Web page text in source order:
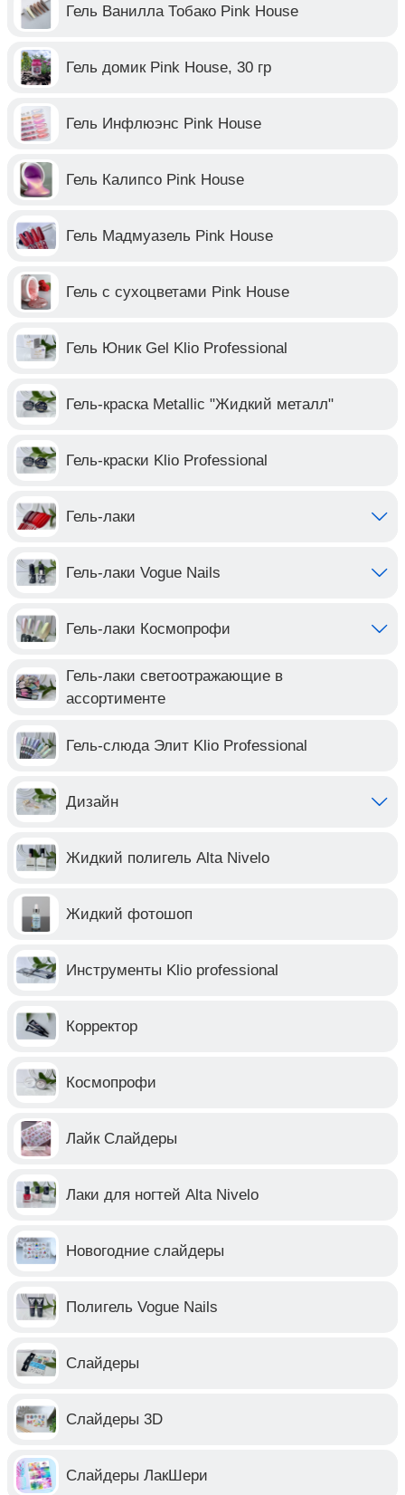
Гель Ванилла Тобако Pink House
Гель домик Pink House, 30 гр
Гель Инфлюэнс Pink House
Гель Калипсо Pink House
Гель Мадмуазель Pink House
Гель с сухоцветами Pink House
Гель Юник Gel Klio Professional
Гель-краска Metallic "Жидкий металл"
Гель-краски Klio Professional
Гель-лаки
Гель-лаки Vogue Nails
Гель-лаки Космопрофи
Гель-лаки светоотражающие в
ассортименте
Гель-слюда Элит Klio Professional
Дизайн
Жидкий полигель Alta Nivelo
Жидкий фотошоп
Инструменты Klio professional
Корректор
Космопрофи
Лайк Слайдеры
Лаки для ногтей Alta Nivelo
Новогодние слайдеры
Полигель Vogue Nails
Слайдеры
Слайдеры 3D
Слайдеры ЛакШери